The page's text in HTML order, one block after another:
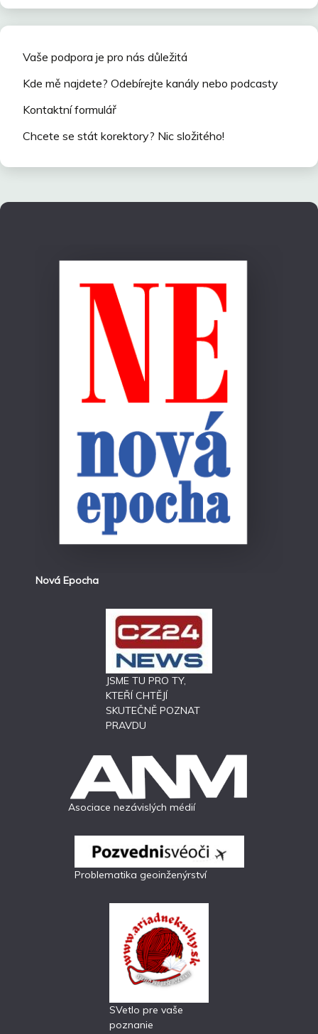
Vaše podpora je pro nás důležitá
Kde mě najdete? Odebírejte kanály nebo podcasty
Kontaktní formulář
Chcete se stát korektory? Nic složitého!
Nová Epocha
JSME TU PRO TY,
KTEŘÍ CHTĚJÍ
SKUTEČNĚ POZNAT
PRAVDU
Asociace nezávislých médií
Problematika geoinženýrství
SVetlo pre vaše
poznanie